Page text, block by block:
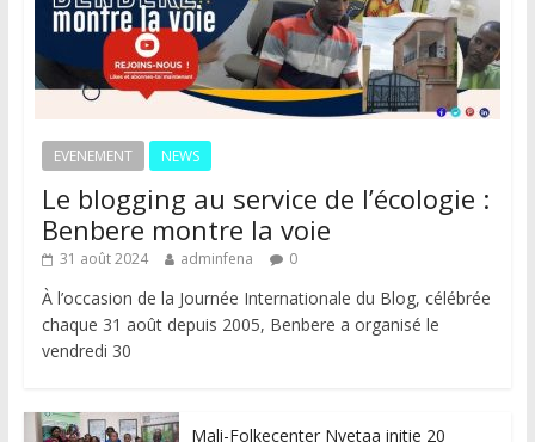
EVENEMENT NEWS
Le blogging au service de l’écologie :
Benbere montre la voie
31 août 2024 adminfena 0
À l’occasion de la Journée Internationale du Blog, célébrée
chaque 31 août depuis 2005, Benbere a organisé le
vendredi 30
Mali-Folkecenter Nyetaa initie 20